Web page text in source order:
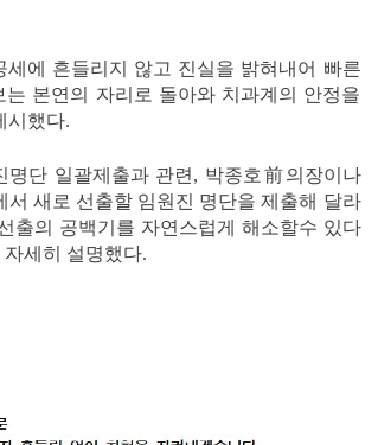
에 흔들리지 않고 진실을 밝혀내어 빠른
본연의 자리로 돌아와 치과계의 안정을
시했다.
단 일괄제출과 관련, 박종호前의장이나
새로 선출할 임원진 명단을 제출해 달라
출의 공백기를 자연스럽게 해소할수 있다
세히 설명했다.